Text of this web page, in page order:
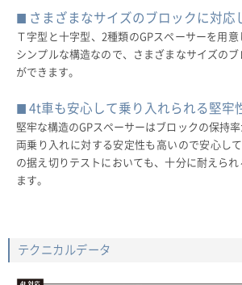
さまざまなサイズのブロックに対応
Ｔ字型と十字型、2種類のGPスペーサーを用
シンプルな構造なので、さまざまなサイズのブ
ができます。
4t車も安心して乗り入れられる堅牢
堅牢な構造のGPスペーサーはブロックの保持
両乗り入れに対する安定性も高いので安心し
の据え切りテストにおいても、十分に耐えら
ます。
テクニカルデータ